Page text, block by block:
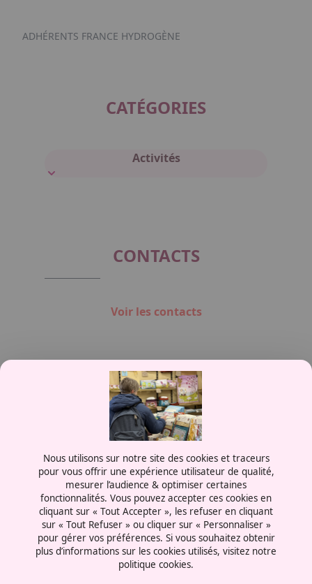
ADHÉRENTS FRANCE HYDROGÈNE
CATÉGORIES
Activités
CONTACTS
Voir les contacts
0387556600
Rue de la Grange aux Bois
57070 - Metz
France
Nous utilisons sur notre site des cookies et traceurs
pour vous offrir une expérience utilisateur de qualité,
mesurer l’audience & optimiser certaines
fonctionnalités. Vous pouvez accepter ces cookies en
cliquant sur « Tout Accepter », les refuser en cliquant
sur « Tout Refuser » ou cliquer sur « Personnaliser »
pour gérer vos préférences. Si vous souhaitez obtenir
plus d’informations sur les cookies utilisés, visitez notre
politique cookies.